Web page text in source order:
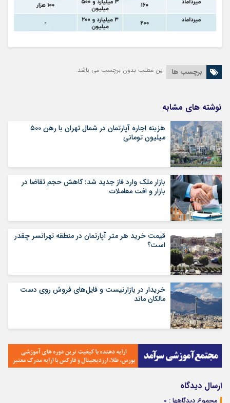
برچسب ها این مطلب بدون برچسب می باشد.
نوشته های مشابه
هزینه اجاره آپارتمان در شمال تهران با رهن ۵۰۰
میلیون تومانی
بازار ملک وارد فاز جدید شد: کاهش حجم تقاضا در
بازار و افت معاملات
قیمت خرید هر متر آپارتمان در منطقه تهرانسر چقدر
است؟
خریدار در بازارنیست و فایل‌های فروش روی دست
مالکان ماند
ارسال دیدگاه
مجموع دیدگاهها : 0